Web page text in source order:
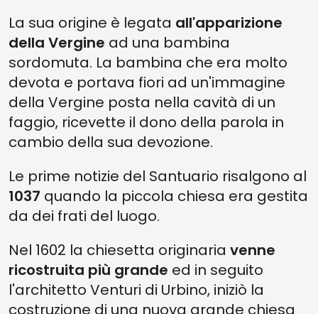
La sua origine è legata all'apparizione
della Vergine ad una bambina
sordomuta. La bambina che era molto
devota e portava fiori ad un'immagine
della Vergine posta nella cavità di un
faggio, ricevette il dono della parola in
cambio della sua devozione.
Le prime notizie del Santuario risalgono al
1037 quando la piccola chiesa era gestita
da dei frati del luogo.
Nel 1602 la chiesetta originaria venne
ricostruita più grande ed in seguito
l'architetto Venturi di Urbino, iniziò la
costruzione di una nuova grande chiesa